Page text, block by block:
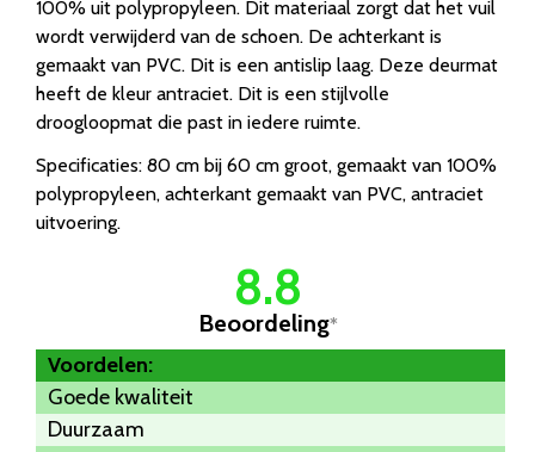
100% uit polypropyleen. Dit materiaal zorgt dat het vuil
wordt verwijderd van de schoen. De achterkant is
gemaakt van PVC. Dit is een antislip laag. Deze deurmat
heeft de kleur antraciet. Dit is een stijlvolle
droogloopmat die past in iedere ruimte.
Specificaties: 80 cm bij 60 cm groot, gemaakt van 100%
polypropyleen, achterkant gemaakt van PVC, antraciet
uitvoering.
8.8
Beoordeling*
Voordelen:
Goede kwaliteit
Duurzaam